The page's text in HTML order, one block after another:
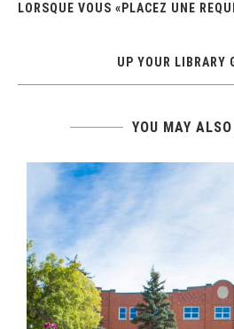
LORSQUE VOUS «PLACEZ UNE
UP YOUR LIBRARY
YOU MAY